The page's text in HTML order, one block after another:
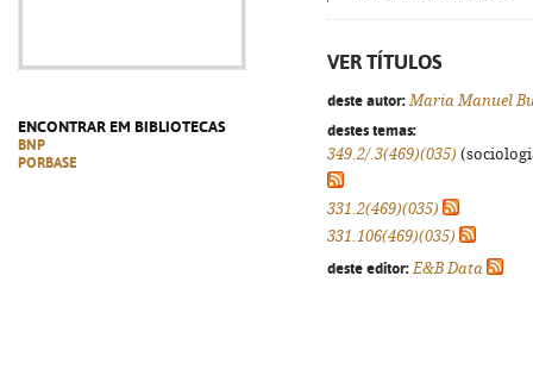
ENCONTRAR EM BIBLIOTECAS
BNP
PORBASE
VER TÍTULOS
deste autor: Maria Manuel
destes temas:
349.2/.3(469)(035)
331.2(469)(035)
331.106(469)(035)
deste editor: E&B Data